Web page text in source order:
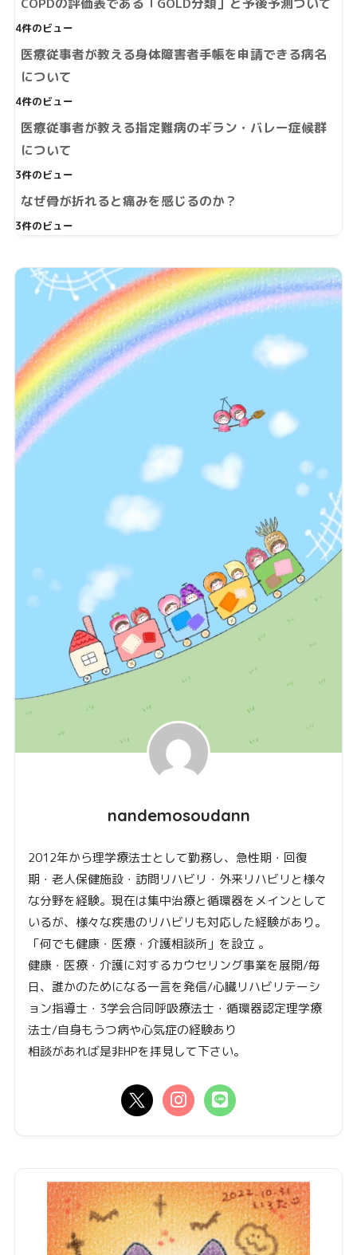
4件のビュー
医療従事者が教える身体障害者手帳を申請できる病名
について
4件のビュー
医療従事者が教える指定難病のギラン・バレー症候群
について
3件のビュー
なぜ骨が折れると痛みを感じるのか？
3件のビュー
nandemosoudann
2012年から理学療法士として勤務し、急性期・回復
期・老人保健施設・訪問リハビリ・外来リハビリと様々
な分野を経験。現在は集中治療と循環器をメインとして
いるが、様々な疾患のリハビリも対応した経験があり。
「何でも健康・医療・介護相談所」を設立 。
健康・医療・介護に対するカウセリング事業を展開/毎
日、誰かのためになる一言を発信/心臓リハビリテーシ
ョン指導士・3学会合同呼吸療法士・循環器認定理学療
法士/自身もうつ病や心気症の経験あり
相談があれば是非HPを拝見して下さい。